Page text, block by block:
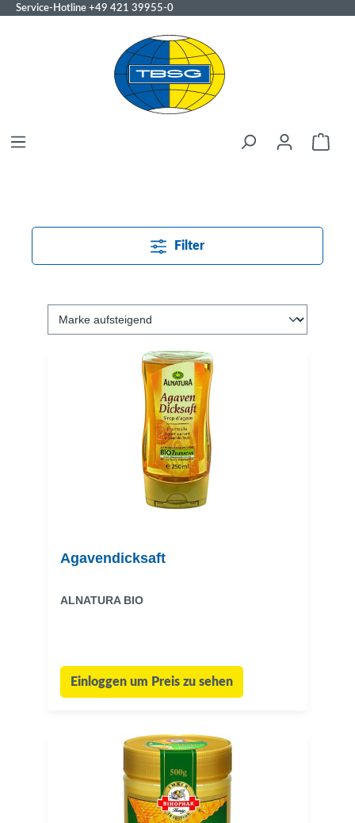
Service-Hotline +49 421 39955-0
Filter
Agavendicksaft
ALNATURA BIO
Einloggen um Preis zu sehen